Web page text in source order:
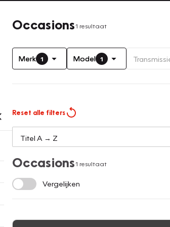
Occasions1 resultaat
Merk 1 Model 1
Reset alle filters
Occasions1 resultaat
Vergelijken